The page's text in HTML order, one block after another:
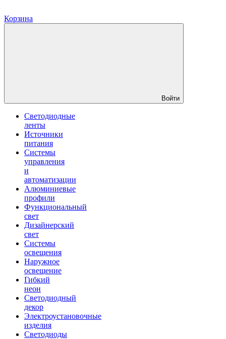
Корзина
Войти
Светодиодные
ленты
Источники
питания
Системы
управления
и
автоматизации
Алюминиевые
профили
Функциональный
свет
Дизайнерский
свет
Системы
освещения
Наружное
освещение
Гибкий
неон
Светодиодный
декор
Электроустановочные
изделия
Светодиоды